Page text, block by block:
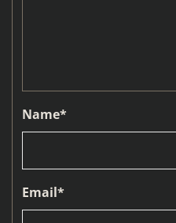
Name*
Email*